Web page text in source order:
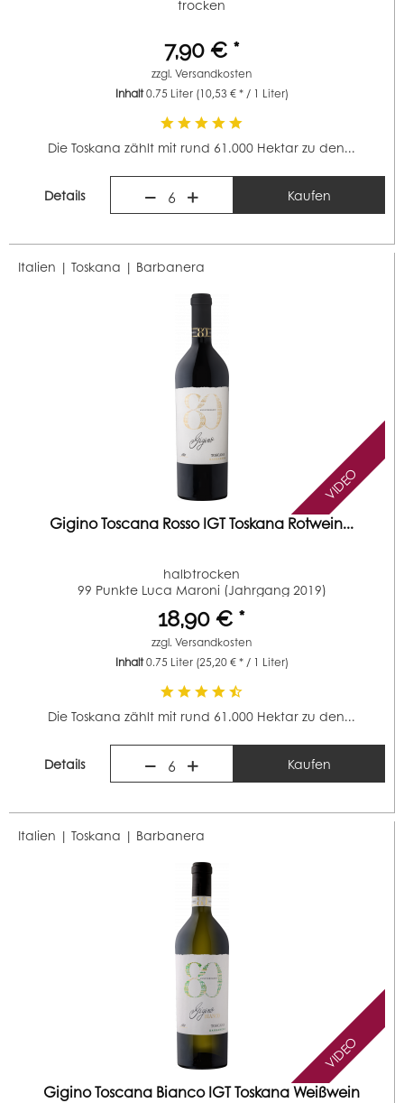
trocken
7,90 € *
zzgl.Versandkosten
Inhalt0.75 Liter (10,53 € * / 1 Liter)
Die Toskana zählt mit rund 61.000 Hektar zu den...
Details 6 Kaufen
Italien | Toskana | Barbanera
VIDEO
Gigino Toscana Rosso IGT Toskana Rotwein...
halbtrocken
99 Punkte Luca Maroni (Jahrgang 2019)
18,90 € *
zzgl.Versandkosten
Inhalt0.75 Liter (25,20 € * / 1 Liter)
Die Toskana zählt mit rund 61.000 Hektar zu den...
Details 6 Kaufen
Italien | Toskana | Barbanera
VIDEO
Gigino Toscana Bianco IGT Toskana Weißwein